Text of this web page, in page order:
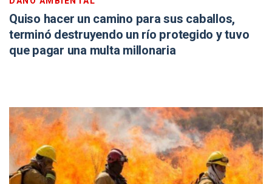
Quiso hacer un camino para sus caballos,
terminó destruyendo un río protegido y tuvo
que pagar una multa millonaria